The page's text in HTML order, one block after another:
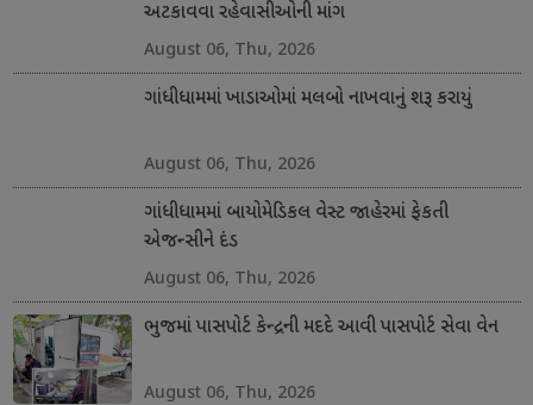
અટકાવવા રહેવાસીઓની માંગ
August 06, Thu, 2026
ગાંધીધામમાં ખાડાઓમાં મલબો નાખવાનું શરૂ કરાયું
August 06, Thu, 2026
ગાંધીધામમાં બાયોમેડિકલ વેસ્ટ જાહેરમાં ફેકતી
એજન્સીને દંડ
August 06, Thu, 2026
ભુજમાં પાસપોર્ટ કેન્દ્રની મદદે આવી પાસપોર્ટ સેવા વેન
August 06, Thu, 2026